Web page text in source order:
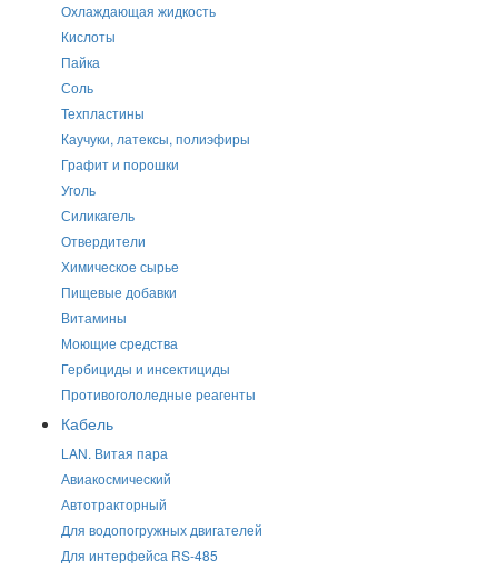
Охлаждающая жидкость
Кислоты
Пайка
Соль
Техпластины
Каучуки, латексы, полиэфиры
Графит и порошки
Уголь
Силикагель
Отвердители
Химическое сырье
Пищевые добавки
Витамины
Моющие средства
Гербициды и инсектициды
Противогололедные реагенты
Кабель
LAN. Витая пара
Авиакосмический
Автотракторный
Для водопогружных двигателей
Для интерфейса RS-485